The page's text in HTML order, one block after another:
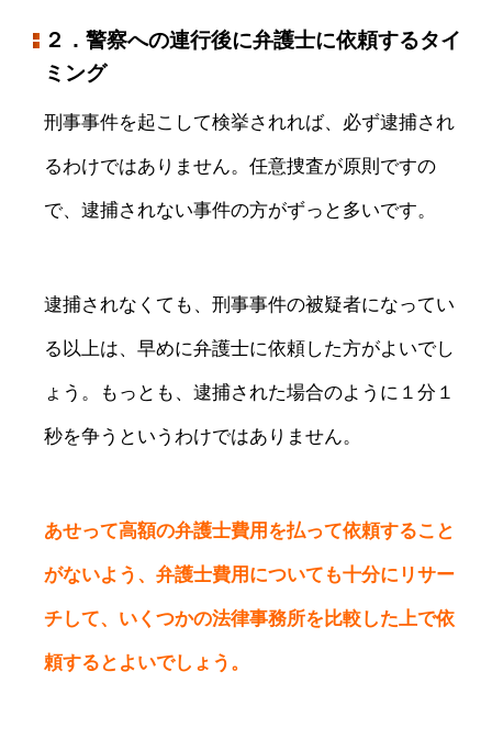
２．警察への連行後に弁護士に依頼するタイ
ミング
刑事事件を起こして検挙されれば、必ず逮捕され
るわけではありません。任意捜査が原則ですの
で、逮捕されない事件の方がずっと多いです。
逮捕されなくても、刑事事件の被疑者になってい
る以上は、早めに弁護士に依頼した方がよいでし
ょう。もっとも、逮捕された場合のように１分１
秒を争うというわけではありません。
あせって高額の弁護士費用を払って依頼すること
がないよう、弁護士費用についても十分にリサー
チして、いくつかの法律事務所を比較した上で依
頼するとよいでしょう。